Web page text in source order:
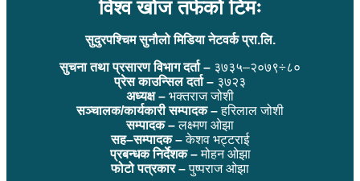
विश्व खोज तर्फको टिमः
सुदुरपश्चिम सुनौलो मिडिया नेटवर्क प्रा.लि.
सुचना तथा प्रसारण विभाग दर्ता – ३७३५–२०७९÷८०
प्रेस काउन्सिल दर्ता – ३७२३
अध्यक्ष – भक्तराज जोशी
सञ्चालक/कार्यकारी सम्पादक –हरिलाल जोशी
सम्पादक –लक्ष्मण ओझा
सह–सम्पादक –केशव भट्टराई
प्रबन्धक निर्देशक –मोहन ओझा
फोटो पत्रकार –पुष्पराज ओझा